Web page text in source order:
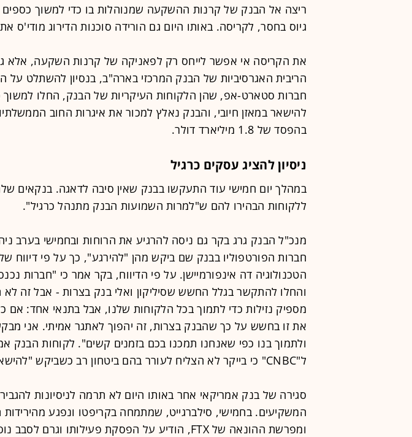
ריצה אל הבנק של קרנות ההשקעה שמנוהלות בו כדי למשוך
גיוס בחסר, לקריסה. באותו היום גם הורידה סוכנות הדירוג מודי'ס
את הקריסה אי אפשר לייחס רק לפאניקה של קרנות השקעה, אלא
הריבית האגרסיביות של הבנק המרכזי בארה"ב, בנסיון להשתלט על
חברות סטארט-אפ, שהן הלקוחות העיקריות של הבנק, החלו למשוך
להישאר במאזן חיובי, והבנק נאלץ למכור את איגרות החוב
בהפסד של 1.8 מיליארד דולר.
ניסיון להציג עסקים כרגיל
במהלך יום חמישי עוד התעקשו בבנק שאין סיבה לדאגה. בנקאים
ללקוחות הבהירו להם ש"למרות השמועות הבנק מתנהל כרגיל".
מנכ"ל הבנק גרג בקר גם ניסה להרגיע את הרוחות ובחמישי בערב
חברות הפורטפוליו בבנק שם ביקש מהן "להירגע", כך על פי דיווח
הטכנולוגיה דה אינפורמיישן. על פי הדיווח, בקר אמר כי "חברות
והחלו להתקשר בגלל החשש שסיליקון ואלי בנק בצרות - אבל זה
מספיק נזילות כדי לתמוך בכל הלקוחות שלנו, אבל בתנאי אחד: אם כל
את זו בחשש על כך שהבנק בצרות, זה יהפוך לאתגר אמיתי. אני
ולתמוך בנו כפי שאנחנו תמכנו בכם בזמנים קשים". לקוחות הבנק
ל"CNBC" כי בייקר לא הצליח לעורר בהם ביטחון רב כשביקש "להישאר רגועים".
סגירה של בנק אמריקאי אחר באותו היום לא תרמה לניסיונות
המשקיעים. בחמישי, סילברגייט, שמתמחה בקריפטו ונפגע
ומפרשת ההונאה של FTX, הודיע על הפסקת פעילותו
וגרם לסבב